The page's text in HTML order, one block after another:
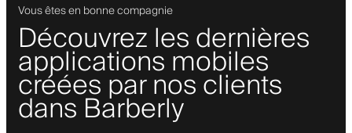
Vous êtes en bonne compagnie
Découvrez les dernières
applications mobiles
créées par nos clients
dans Barberly